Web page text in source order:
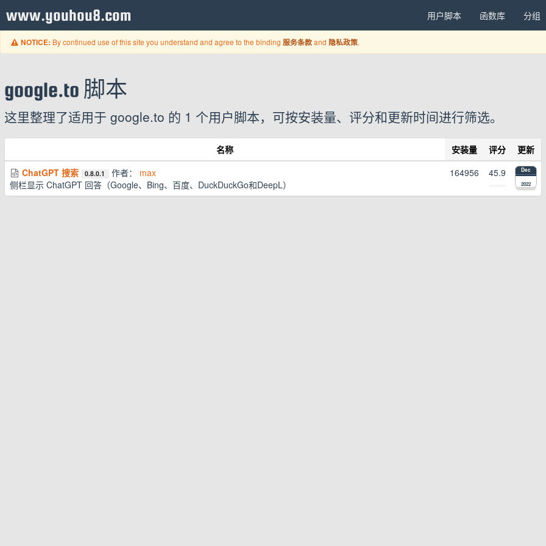
www.youhou8.com 用户脚本 函数库 分组
NOTICE: By continued use of this site you understand and agree to the binding 服务条款and 隐私政策.
google.to 脚本
这里整理了适用于 google.to 的 1 个用户脚本，可按安装量、评分和更新时间进行筛选。
名称 安装量 评分
更新
ChatGPT 搜索
0.8.0.1 作者： max
侧栏显示 ChatGPT 回答（Google、Bing、百度、DuckDuckGo和DeepL）
164956 45.9 Dec
2022